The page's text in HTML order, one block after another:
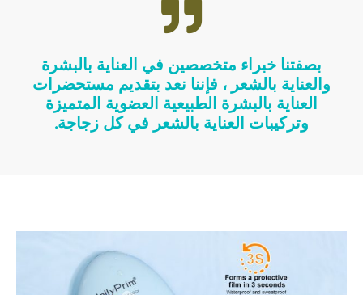
بصفتنا خبراء متخصصين في العناية بالبشرة
والعناية بالشعر ، فإننا نعد بتقديم مستحضرات
العناية بالبشرة الطبيعية العضوية المتميزة
وتركيبات العناية بالشعر في كل زجاجة.